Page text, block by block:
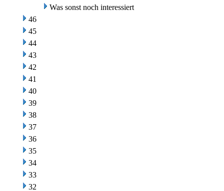
Was sonst noch interessiert
46
45
44
43
42
41
40
39
38
37
36
35
34
33
32